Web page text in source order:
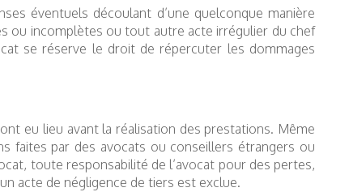
éventuels découlant d’une quelconque manière
ou incomplètes ou tout autre acte irrégulier du chef
se réserve le droit de répercuter les dommages
eu lieu avant la réalisation des prestations. Même
faites par des avocats ou conseillers étrangers ou
toute responsabilité de l’avocat pour des pertes,
acte de négligence de tiers est exclue.